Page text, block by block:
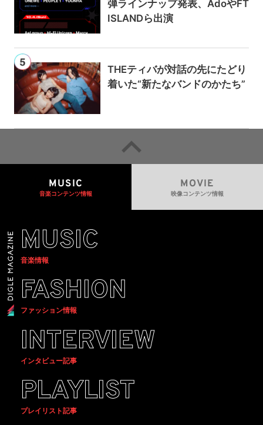
弾ラインナップ発表、AdoやFT
ISLANDら出演
THEティバが対話の先にたどり
着いた“新たなバンドのかたち”
MUSIC
音楽コンテンツ情報
MOVIE
映像コンテンツ情報
MUSIC
音楽情報
FASHION
ファッション情報
INTERVIEW
インタビュー記事
PLAYLIST
プレイリスト記事